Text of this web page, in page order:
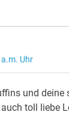
Uhr
und deine
toll liebe